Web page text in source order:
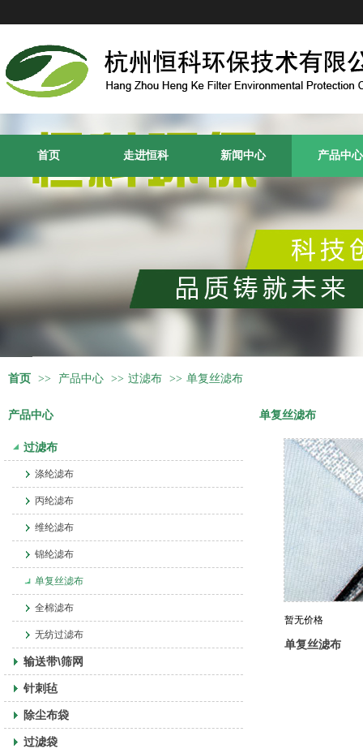
首页 走进恒科 新闻中心 产品中心
首页 >> 产品中心 >> 过滤布 >> 单复丝滤布
产品中心
过滤布
涤纶滤布
丙纶滤布
维纶滤布
锦纶滤布
单复丝滤布
全棉滤布
无纺过滤布
输送带\筛网
针刺毡
除尘布袋
过滤袋
单复丝滤布
暂无价格
单复丝滤布